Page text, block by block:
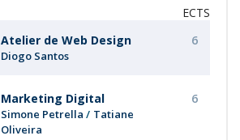
ECTS
Atelier de Web Design
Diogo Santos
6
Marketing Digital
Simone Petrella
Tatiane
Oliveira
6